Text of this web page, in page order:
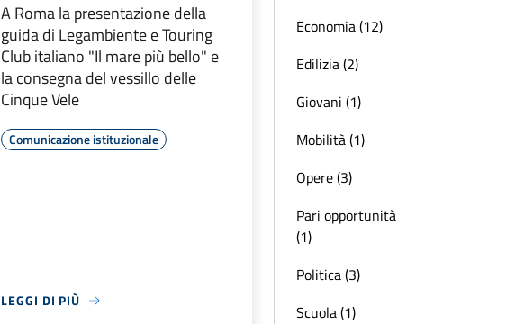
A Roma la presentazione della
guida di Legambiente e Touring
Club italiano "Il mare più bello" e
la consegna del vessillo delle
Cinque Vele
Comunicazione istituzionale
LEGGI DI PIÙ
Economia (12)
Edilizia (2)
Giovani (1)
Mobilità (1)
Opere (3)
Pari opportunità
(1)
Politica (3)
Scuola (1)